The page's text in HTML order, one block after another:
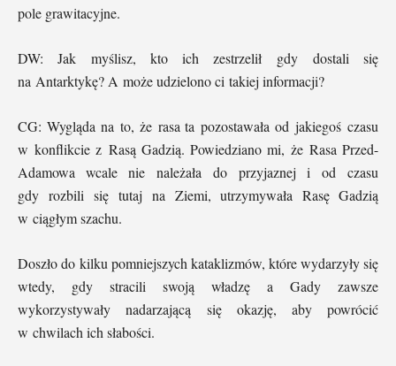
pole grawitacyjne.
DW: Jak myślisz, kto ich zestrzelił gdy dostali się
na Antarktykę? A może udzielono ci takiej informacji?
CG: Wygląda na to, że rasa ta pozostawała od jakiegoś czasu
w konflikcie z Rasą Gadzią. Powiedziano mi, że Rasa Przed-
Adamowa wcale nie należała do przyjaznej i od czasu
gdy rozbili się tutaj na Ziemi, utrzymywała Rasę Gadzią
w ciągłym szachu.
Doszło do kilku pomniejszych kataklizmów, które wydarzyły się
wtedy, gdy stracili swoją władzę a Gady zawsze
wykorzystywały nadarzającą się okazję, aby powrócić
w chwilach ich słabości.